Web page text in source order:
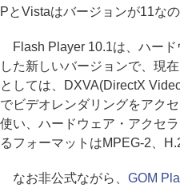
PとVistaはバージョンが11な
Flash Player 10.1は、ハード
した新しいバージョンで、現
としては、DXVA(DirectX
でビデオレンダリングをアク
使い、ハードウェア・アクセ
るフォーマットはMPEG-2、
なお非公式ながら、 GOM